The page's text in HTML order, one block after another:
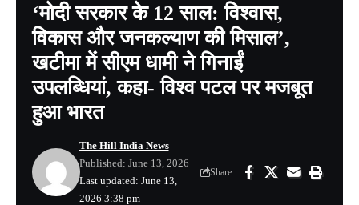
‘मोदी सरकार के 12 साल: विश्वास,
विकास और जनकल्याण की मिसाल’,
खटीमा में सीएम धामी ने गिनाईं
उपलब्धियां, कहा- विश्व पटल पर मजबूत
हुआ भारत
Last updated: June 13,
2026 3:38 pm
The Hill India News
Published: June 13, 2026
Share